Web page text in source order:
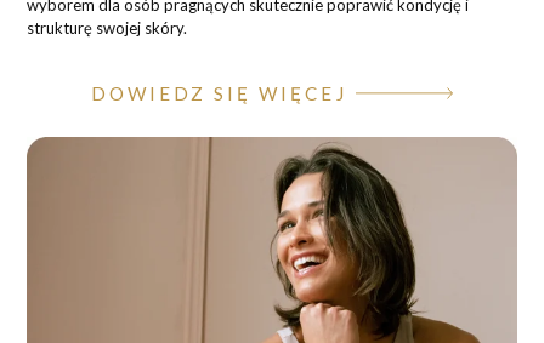
wyborem dla osób pragnących skutecznie poprawić kondycję i
strukturę swojej skóry.
DOWIEDZ SIĘ WIĘCEJ